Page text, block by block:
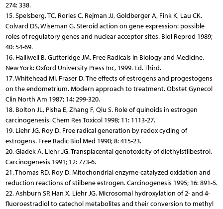
274: 338.
15. Spelsberg, TC, Rories C, Rejman JJ, Goldberger A, Fink K, Lau CK,
Colvard DS, Wiseman G. Steroid action on gene expression: possible
roles of regulatory genes and nuclear acceptor sites. Biol Reprod 1989;
40: 54-69.
16. Halliwell B, Gutteridge JM. Free Radicals in Biology and Medicine.
New York: Oxford University Press Inc, 1999. Ed. Third.
17. Whitehead MI, Fraser D. The effects of estrogens and progestogens
on the endometrium. Modern approach to treatment. Obstet Gynecol
Clin North Am 1987; 14: 299-320.
18. Bolton JL, Pisha E, Zhang F, Qiu S. Role of quinoids in estrogen
carcinogenesis. Chem Res Toxicol 1998; 11: 1113-27.
19. Liehr JG, Roy D. Free radical generation by redox cycling of
estrogens. Free Radic Biol Med 1990; 8: 415-23.
20. Gladek A, Liehr JG. Transplacental genotoxicity of diethylstilbestrol.
Carcinogenesis 1991; 12: 773-6.
21. Thomas RD, Roy D. Mitochondrial enzyme-catalyzed oxidation and
reduction reactions of stilbene estrogen. Carcinogenesis 1995; 16: 891-5.
22. Ashburn SP, Han X, Liehr JG. Microsomal hydroxylation of 2- and 4-
fluoroestradiol to catechol metabolites and their conversion to methyl